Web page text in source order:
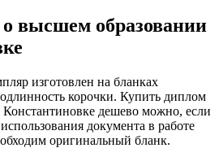
высшем образовании
изготовлен на бланках
корочки. Купить диплом
дешево можно, если
документа в работе
оригинальный бланк.